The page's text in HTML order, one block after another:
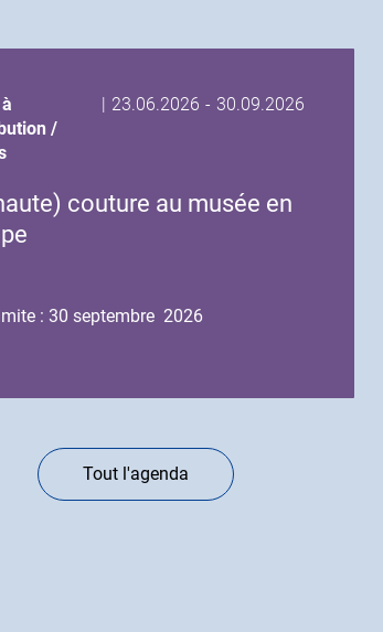
/
| Date
l'événement
23.06.2026 - Date
l'événement
30.09.2026
couture au musée en
: 30 septembre 2026
Tout l'agenda